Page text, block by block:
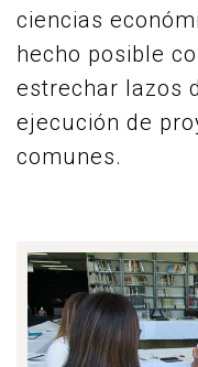
ciencias
hecho posible
estrechar lazos
ejecución de
comunes.